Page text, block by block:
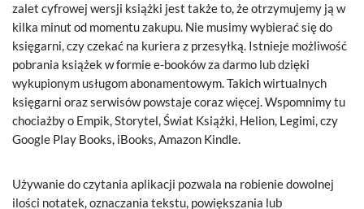
zalet cyfrowej wersji książki jest także to, że otrzymujemy ją w
kilka minut od momentu zakupu. Nie musimy wybierać się do
księgarni, czy czekać na kuriera z przesyłką. Istnieje możliwość
pobrania książek w formie e-booków za darmo lub dzięki
wykupionym usługom abonamentowym. Takich wirtualnych
księgarni oraz serwisów powstaje coraz więcej. Wspomnimy tu
chociażby o Empik, Storytel, Świat Książki, Helion, Legimi, czy
Google Play Books, iBooks, Amazon Kindle.
Używanie do czytania aplikacji pozwala na robienie dowolnej
ilości notatek, oznaczania tekstu, powiększania lub